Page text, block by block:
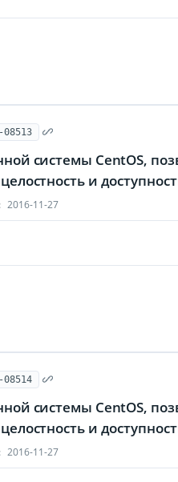
08513
системы CentOS,
и
2016-11-27
08514
системы CentOS,
и
2016-11-27